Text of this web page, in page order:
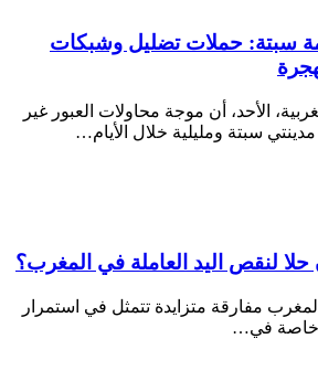
سبتة: حملات تضليل وشبكات
الأحد، أن موجة محاولات العبور غير
سبتة ومليلية خلال الأيام…
لنقص اليد العاملة في المغرب؟
مفارقة متزايدة تتمثل في استمرار
خاصة في…